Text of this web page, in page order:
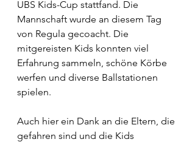
UBS Kids-Cup stattfand. Die
Mannschaft wurde an diesem Tag
von Regula gecoacht. Die
mitgereisten Kids konnten viel
Erfahrung sammeln, schöne Körbe
werfen und diverse Ballstationen
spielen.
Auch hier ein Dank an die Eltern, die
gefahren sind und die Kids